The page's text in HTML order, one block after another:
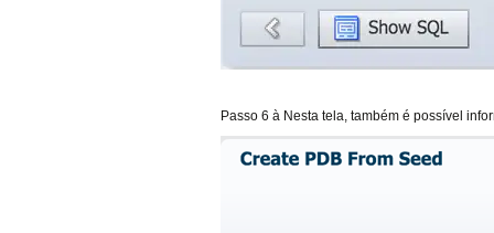
Passo 6 à Nesta tela, também é possível